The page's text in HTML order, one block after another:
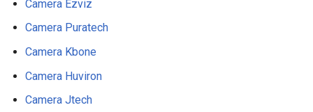
Camera Ezviz
Camera Puratech
Camera Kbone
Camera Huviron
Camera Jtech